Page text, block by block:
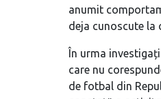
anumit
deja cunoscute la
În urma
care nu
de fotbal din